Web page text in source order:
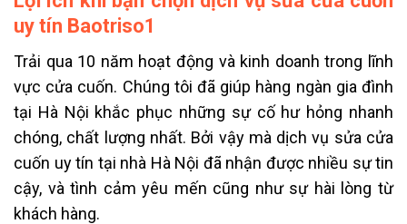
uy tín Baotriso1
Trải qua 10 năm hoạt động và kinh doanh trong lĩnh
vực cửa cuốn. Chúng tôi đã giúp hàng ngàn gia đình
tại Hà Nội khắc phục những sự cố hư hỏng nhanh
chóng, chất lượng nhất. Bởi vậy mà dịch vụ sửa cửa
cuốn uy tín tại nhà Hà Nội đã nhận được nhiều sự tin
cậy, và tình cảm yêu mến cũng như sự hài lòng từ
khách hàng.